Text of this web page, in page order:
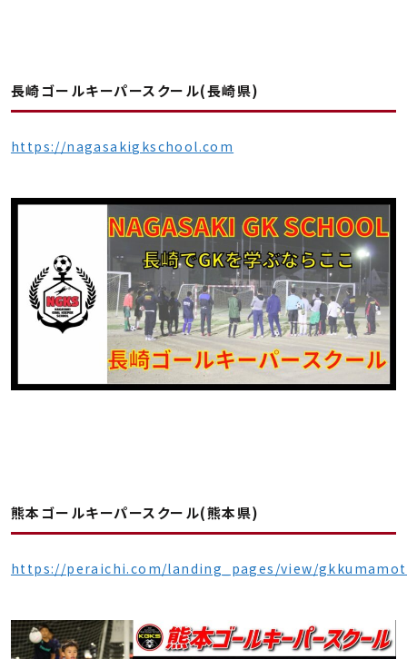
長崎ゴールキーパースクール(長崎県)
https://nagasakigkschool.com
熊本ゴールキーパースクール(熊本県)
https://peraichi.com/landing_pages/view/